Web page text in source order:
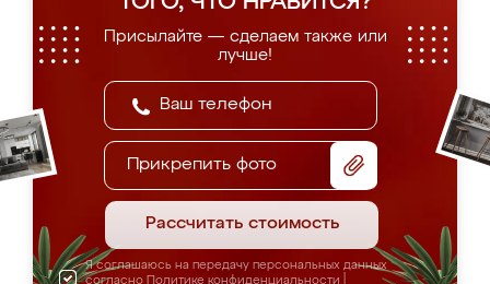
Присылайте — сделаем также или
лучше!
Прикрепить фото
Рассчитать стоимость
Я соглашаюсь на передачу персональных данных
согласно Политике конфиденциальности